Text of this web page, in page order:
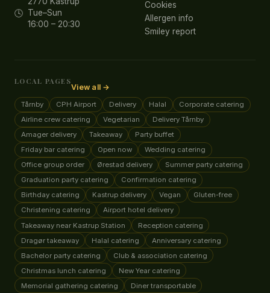
🕓 Tue–Sun
16:00 – 20:30
Cookies
Allergen info
Smiley report
LOCAL PAGES
View all →
Tårnby CPH Airport Delivery Halal
Corporate catering
Airline crew catering
Vegetarian
Delivery Tårnby
Amager delivery
Takeaway
Party buffet
Friday bar catering
Open now
Wedding catering
Office group order
Ørestad delivery
Summer party catering
Graduation party catering
Confirmation catering
Birthday catering
Kastrup delivery Vegan
Gluten-free
Christening catering
Airport hotel delivery
Takeaway near Kastrup Station
Reception catering
Dragør takeaway
Halal catering
Anniversary catering
Bachelor party catering
Club & association catering
Christmas lunch catering
New Year catering
Memorial gathering catering
Diner transportable